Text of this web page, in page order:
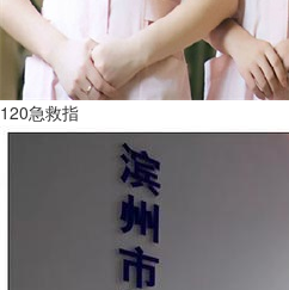
120急救指